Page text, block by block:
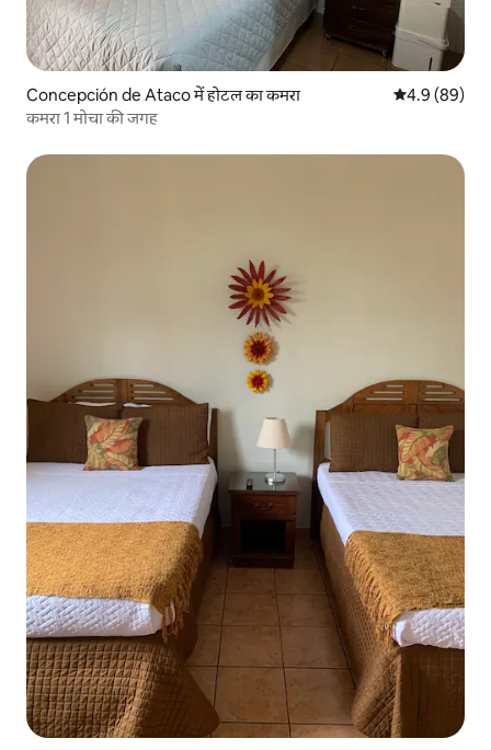
Concepción de Ataco में होटल का कमरा औसत रेटिंग 5 में
4.9 (89)
कमरा 1 मोचा की जगह